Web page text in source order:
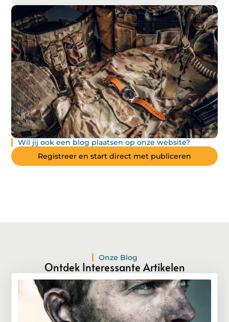
Wil jij ook een blog plaatsen op onze website?
Registreer en start direct met publiceren
Onze Blog
Ontdek Interessante Artikelen